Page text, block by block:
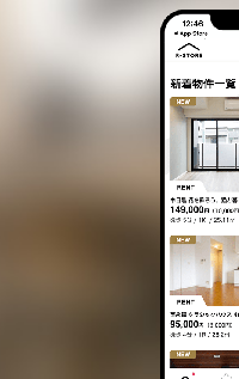
また、コンサルティング、
におきまして第三者と共同
取り扱いを委託する場合 が
個人情報の第三者提供につ
本サイトは、個人情報保護
個人情報をあらかじめご本
個人情報の開示・訂正等につ
本サイトは、ご本人から自
る場合、速やかに開示をい
その際、ご本人であること
個人情報の内容に誤りがあ
がある場合、調査の上、速